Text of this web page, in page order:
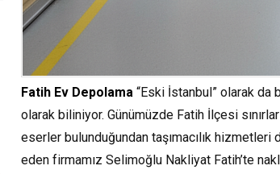
Fatih Ev Depolama “Eski İstanbul” olarak da
olarak biliniyor. Günümüzde Fatih İlçesi
eserler bulunduğundan taşımacılık
eden firmamız Selimoğlu Nakliyat Fatih’te